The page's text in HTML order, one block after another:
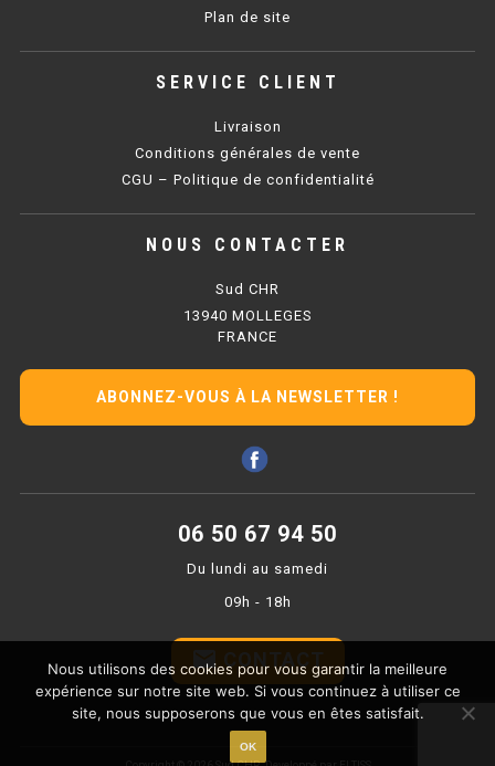
PLAQUE SÉRIE UOC
PLAQUE 600 GAZ
PLAQUE 650 GAZ
PLAQUE 700 GAZ
PLAQUE 900 GAZ
PLAQUE 650 ÉLECTRIQUE
PLAQUE 700 ÉLECTRIQUE
FRITEUSE SÉRIE UOC
FRITEUSE 600 GAZ
FRITEUSE 650 GAZ
Plan de site
SERVICE CLIENT
Livraison
Conditions générales de vente
CGU – Politique de confidentialité
NOUS CONTACTER
Sud CHR
13940 MOLLEGES
FRANCE
ABONNEZ-VOUS À LA NEWSLETTER !
06 50 67 94 50
Du lundi au samedi
09h - 18h
email
Nous utilisons des cookies pour vous garantir la meilleure
expérience sur notre site web. Si vous continuez à utiliser ce
site, nous supposerons que vous en êtes satisfait.
OK